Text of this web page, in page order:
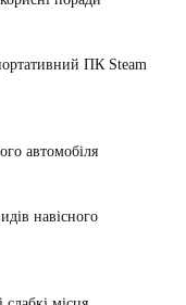
ПК Steam
автомобіля
навісного